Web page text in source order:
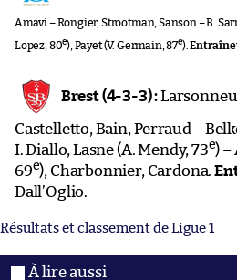
Amavi – Rongier, Strootman, Sanson – B.
Lopez, 80e), Payet (V. Germain, 87e).
Brest (4-3-3) :
Castelletto, Bain, Perraud –
I. Diallo, Lasne (A. Mendy, 73e) –
69e), Charbonnier, Cardona.
Dall’Oglio.
Résultats et classement de Ligue 1